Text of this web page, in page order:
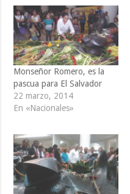
Monseñor Romero, es la
pascua para El Salvador
22 marzo, 2014
En «Nacionales»